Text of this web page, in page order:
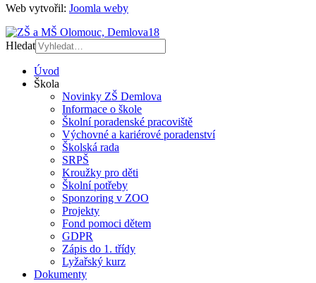
Web vytvořil: Joomla weby
Hledat
Úvod
Škola
Novinky ZŠ Demlova
Informace o škole
Školní poradenské pracoviště
Výchovné a kariérové poradenství
Školská rada
SRPŠ
Kroužky pro děti
Školní potřeby
Sponzoring v ZOO
Projekty
Fond pomoci dětem
GDPR
Zápis do 1. třídy
Lyžařský kurz
Dokumenty